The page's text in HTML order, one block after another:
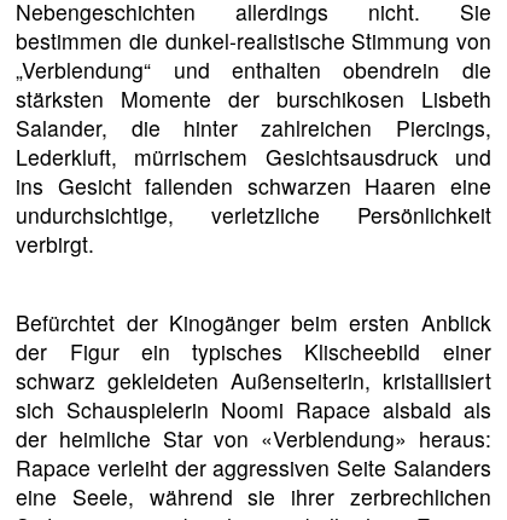
Nebengeschichten allerdings nicht. Sie
bestimmen die dunkel-realistische Stimmung von
„Verblendung“ und enthalten obendrein die
stärksten Momente der burschikosen Lisbeth
Salander, die hinter zahlreichen Piercings,
Lederkluft, mürrischem Gesichtsausdruck und
ins Gesicht fallenden schwarzen Haaren eine
undurchsichtige, verletzliche Persönlichkeit
verbirgt.
Befürchtet der Kinogänger beim ersten Anblick
der Figur ein typisches Klischeebild einer
schwarz gekleideten Außenseiterin, kristallisiert
sich Schauspielerin Noomi Rapace alsbald als
der heimliche Star von «Verblendung» heraus:
Rapace verleiht der aggressiven Seite Salanders
eine Seele, während sie ihrer zerbrechlichen